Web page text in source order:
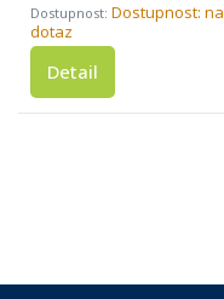
Dostupnost: na
dotaz
Detail